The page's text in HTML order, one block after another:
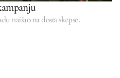
naišao na dosta skepse.